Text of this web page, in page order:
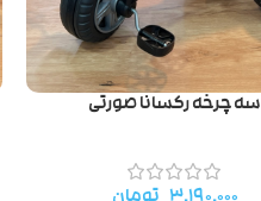
سه چرخه رکسانا صورتی